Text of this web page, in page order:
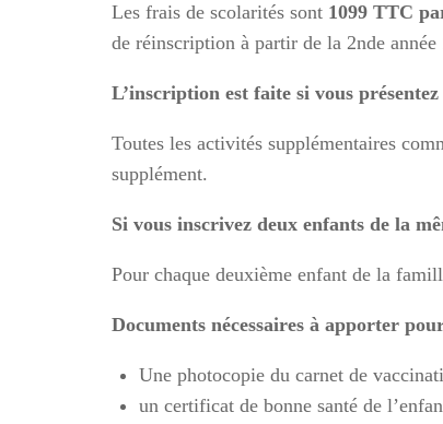
Les frais de scolarités sont 1099 TTC
de réinscription à partir de la 2nde année
L’inscription est faite si vous
Toutes les activités supplémentaires
supplément.
Si vous inscrivez deux enfants de la
Pour chaque deuxième enfant de la
Documents nécessaires à apporter
Une photocopie du carnet de
un certificat de bonne santé de